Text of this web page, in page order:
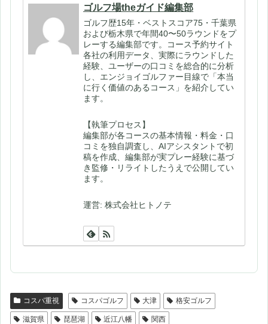
ゴルフ場theガイド編集部
ゴルフ歴15年・ベストスコア75・千葉県
および栃木県で年間40〜50ラウンドをプ
レーする編集部です。コース予約サイト
各社の利用データ、実際にラウンドした
経験、ユーザーの口コミを総合的に分析
し、エンジョイゴルファー目線で「本当
に行く価値のあるコース」を紹介してい
ます。
【執筆プロセス】
編集部が各コースの基本情報・料金・口
コミを独自調査し、AIアシスタントで初
稿を作成、編集部が実プレー経験に基づ
き監修・リライトしたうえで公開してい
ます。
運営: 株式会社ヒトノテ
コスパ重視 コスパゴルフ 大津 格安ゴルフ
滋賀県 琵琶湖 近江八幡 関西